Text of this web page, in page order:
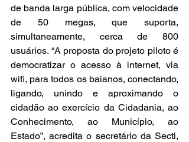
de banda larga pública, com velocidade
de 50 megas, que suporta,
simultaneamente, cerca de 800
usuários. “A proposta do projeto piloto é
democratizar o acesso à internet, via
wifi, para todos os baianos, conectando,
ligando, unindo e aproximando o
cidadão ao exercício da Cidadania, ao
Conhecimento, ao Município, ao
Estado”, acredita o secretário da Secti,